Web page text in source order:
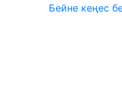
Бейне кеңес